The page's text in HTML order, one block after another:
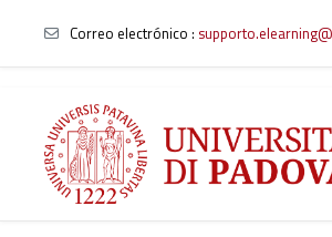
Salta al contenido principal
Correo electrónico :